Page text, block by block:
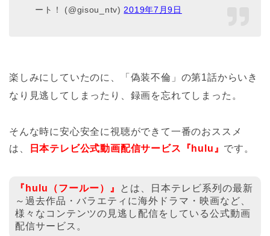
ート！ (@gisou_ntv) 2019年7月9日
楽しみにしていたのに、「偽装不倫」の第1話からいき
なり見逃してしまったり、録画を忘れてしまった。
そんな時に安心安全に視聴ができて一番のおススメ
は、
日本テレビ公式動画配信サービス『hulu 』 です。
『hulu（フールー） 』
とは、日本テレビ系列の最新
～過去作品・バラエティに海外ドラマ・映画など、
様々なコンテンツの見逃し配信をしている公式動画
配信サービス。